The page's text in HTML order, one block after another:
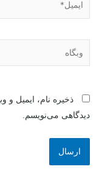
وبگاه
ذخیره نام، ایمیل و
دیدگاهی می‌نویسم.